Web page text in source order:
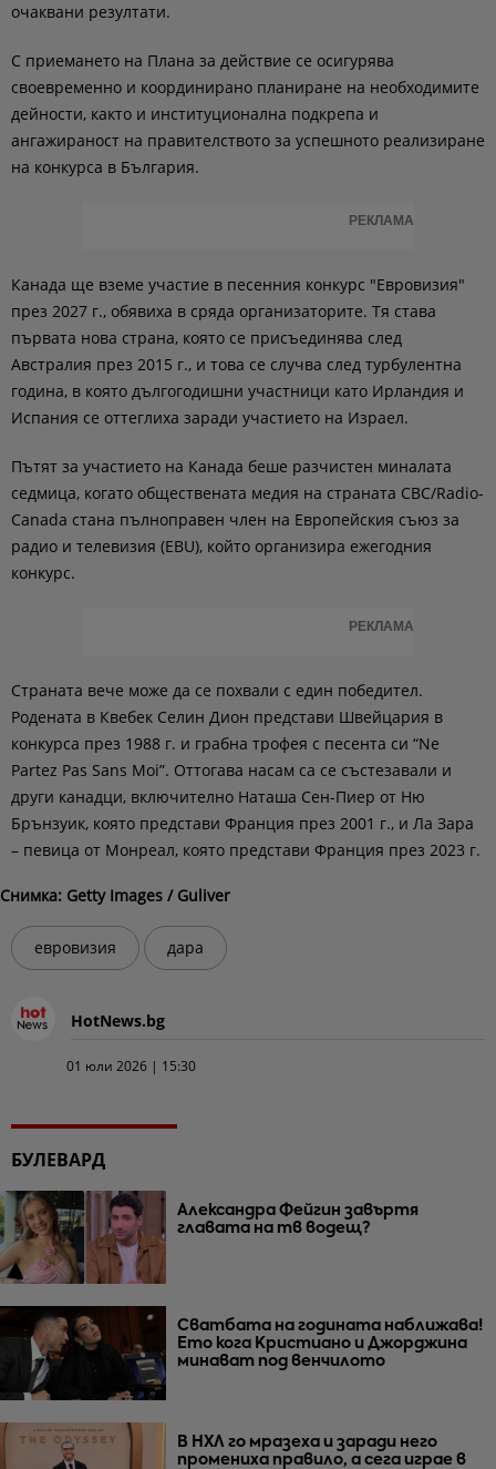
очаквани резултати.
С приемането на Плана за действие се осигурява
своевременно и координирано планиране на необходимите
дейности, както и институционална подкрепа и
ангажираност на правителството за успешното реализиране
на конкурса в България.
РЕКЛАМА
Канада ще вземе участие в песенния конкурс "Евровизия"
през 2027 г., обявиха в сряда организаторите. Тя става
първата нова страна, която се присъединява след
Австралия през 2015 г., и това се случва след турбулентна
година, в която дългогодишни участници като Ирландия и
Испания се оттеглиха заради участието на Израел.
Пътят за участието на Канада беше разчистен миналата
седмица, когато обществената медия на страната CBC/Radio-
Canada стана пълноправен член на Европейския съюз за
радио и телевизия (EBU), който организира ежегодния
конкурс.
РЕКЛАМА
Страната вече може да се похвали с един победител.
Родената в Квебек Селин Дион представи Швейцария в
конкурса през 1988 г. и грабна трофея с песента си “Ne
Partez Pas Sans Moi”. Оттогава насам са се състезавали и
други канадци, включително Наташа Сен-Пиер от Ню
Брънзуик, която представи Франция през 2001 г., и Ла Зара
– певица от Монреал, която представи Франция през 2023 г.
Снимка: Getty Images / Guliver
евровизия дара
HotNews.bg
01 юли 2026 | 15:30
БУЛЕВАРД
Александра Фейгин завъртя
главата на тв водещ?
Сватбата на годината наближава!
Ето кога Кристиано и Джорджина
минават под венчилото
В НХЛ го мразеха и заради него
промениха правило, а сега играе в